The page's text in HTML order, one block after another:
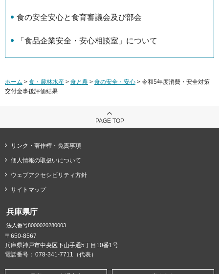
食の安全安心と食育審議会及び部会
「食品企業安全・安心相談室」について
ホーム > 食・農林水産 > 食と農 > 食の安全・安心 > 令和5年度消費・安全対策
交付金事後評価結果
PAGE TOP
リンク・著作権・免責事項
個人情報の取扱いについて
ウェブアクセシビリティ方針
サイトマップ
兵庫県庁
法人番号8000020280003
〒650-8567
兵庫県神戸市中央区下山手通5丁目10番1号
電話番号： 078-341-7711（代表）